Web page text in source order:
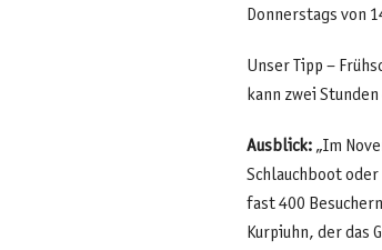
Donnerstags von
Unser Tipp –
kann zwei
Ausblick: „Im
Schlauchboot
fast 400
Kurpiuhn, der